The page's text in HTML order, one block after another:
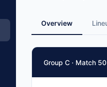
Overview
Match Facts
Group C · Match 50